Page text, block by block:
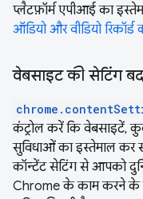
प्लैटफ़ॉर्म एपीआई का
ऑडियो और वीडियो रिकॉर्ड
वेबसाइट की सेटिंग
कंट्रोल करें कि वेबसाइटें,
सुविधाओं का इस्तेमाल कर
कॉन्टेंट सेटिंग से आपको
Chrome के काम करने के